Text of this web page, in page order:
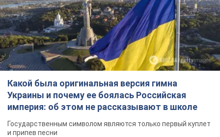
4 часа назад 14,4 т.
Александру Пономареву – 53: что
известно о трех детях секс-
символа 90-х и как они выглядят
Несмотря на развитие карьеры, артист не
забывал о личном счастье
9 часов назад 8,3 т.
В ПриватБанке рассказали,